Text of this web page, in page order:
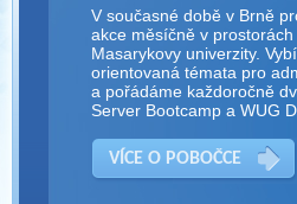
V současné době v Brně
akce měsíčně v
Masarykovy univerzity.
orientovaná témata pro
a pořádáme každoročně
Server Bootcamp a WUG
VÍCE O POBOČCE